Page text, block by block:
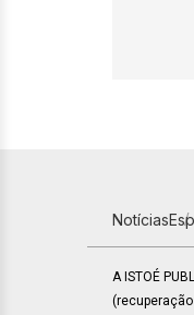
Notícias
A ISTOÉ